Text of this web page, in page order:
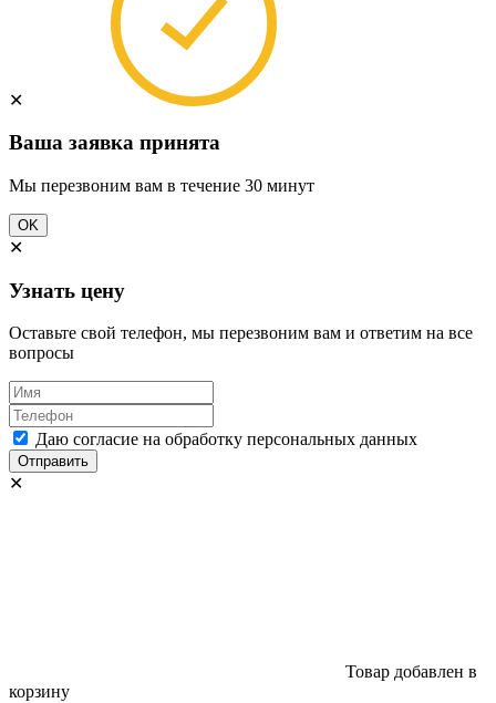
✕
Ваша заявка принята
Мы перезвоним вам в течение 30 минут
OK
✕
Узнать цену
Оставьте свой телефон, мы перезвоним вам и ответим на все
вопросы
Даю согласие на обработку персональных данных
Отправить
✕
Товар добавлен в
корзину